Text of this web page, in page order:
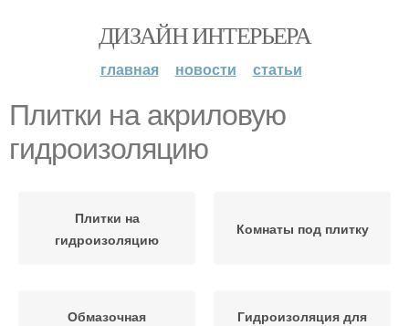
ДИЗАЙН ИНТЕРЬЕРА
главная новости статьи
Плитки на акриловую
гидроизоляцию
Плитки на
гидроизоляцию
Комнаты под плитку
Обмазочная
Гидроизоляция для